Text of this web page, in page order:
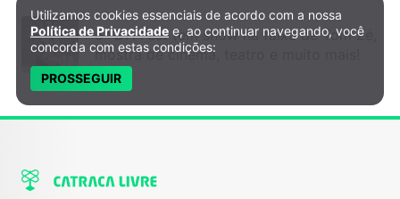
6º DH Fest tem show na faixa de Tom Zé,
mostra de cinema, teatro e muito mais!
Política de Privacidade e Cookies
Utilizamos cookies essenciais de acordo com a nossa
Política de Privacidade e, ao continuar navegando, você
concorda com estas condições:
PROSSEGUIR